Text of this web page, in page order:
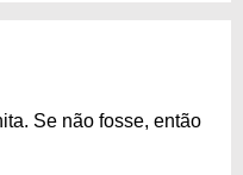
Se não fosse, então